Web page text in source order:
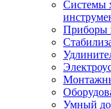
Системы
Приборы
Умный